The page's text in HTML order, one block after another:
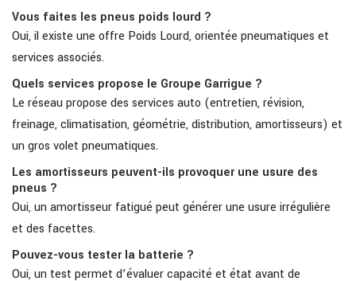
Vous faites les pneus poids lourd ?
Oui, il existe une offre Poids Lourd, orientée pneumatiques et
services associés.
Quels services propose le Groupe Garrigue ?
Le réseau propose des services auto (entretien, révision,
freinage, climatisation, géométrie, distribution, amortisseurs) et
un gros volet pneumatiques.
Les amortisseurs peuvent-ils provoquer une usure des
pneus ?
Oui, un amortisseur fatigué peut générer une usure irrégulière
et des facettes.
Pouvez-vous tester la batterie ?
Oui, un test permet d’évaluer capacité et état avant de